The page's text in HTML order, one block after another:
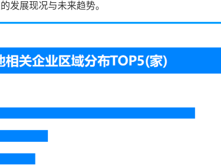
发展现况与未来趋势。